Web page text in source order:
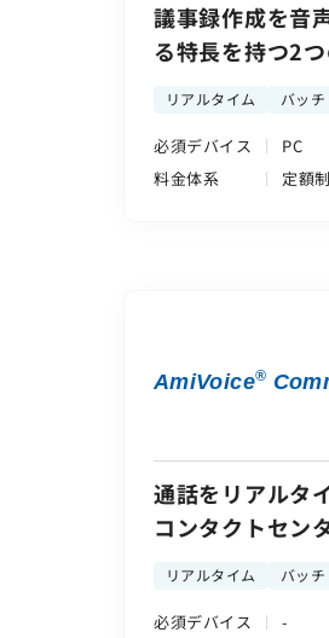
議事録作成を音
る特長を持つ2
リアルタイム バッチ
必須デバイス
PC
料金体系
定額
AmiVoice®
通話をリアルタ
コンタクトセン
リアルタイム バッチ
必須デバイス
-